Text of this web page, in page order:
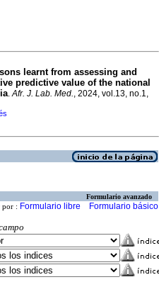
learnt from assessing and
predictive value of the national
.Afr. J. Lab. Med., 2024, vol.13, no.1,
Formulario avanzado
por : Formulario libre Formulario básico